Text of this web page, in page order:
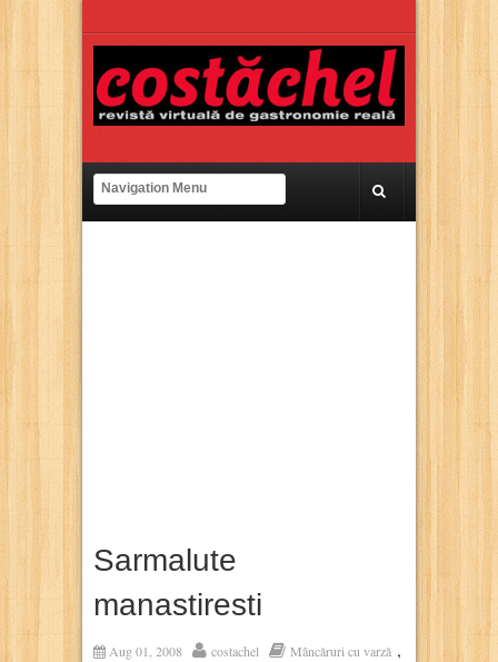
Sarmalute
manastiresti
Aug 01, 2008 costachel Mâncăruri cu varză ,